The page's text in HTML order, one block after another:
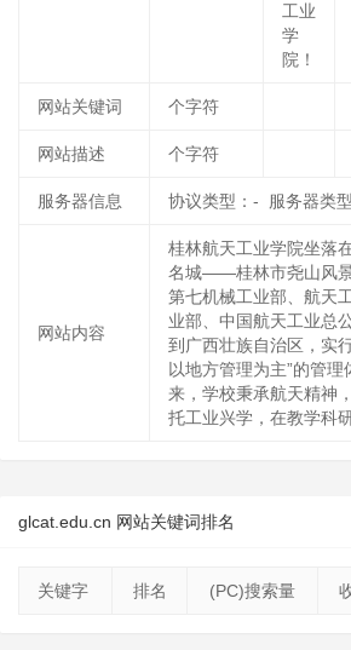
工业
学
院！
网站关键词 个字符
网站描述 个字符
服务器信息 协议类型：- 服务器类
网站内容
桂林航天工业学院坐落
名城——桂林市尧山风
第七机械工业部、航天
业部、中国航天工业总
到广西壮族自治区，实
以地方管理为主”的管
来，学校秉承航天精神
托工业兴学，在教学科研
glcat.edu.cn 网站关键词排名
关键字 排名 (PC)搜索量